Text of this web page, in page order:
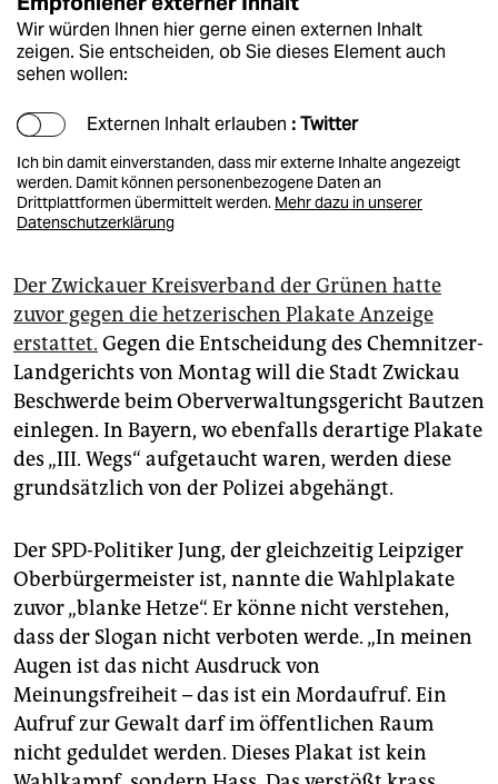
Wir würden Ihnen hier gerne einen externen Inhalt
zeigen. Sie entscheiden, ob Sie dieses Element auch
sehen wollen:
Externen Inhalt erlauben : Twitter
Ich bin damit einverstanden, dass mir externe Inhalte angezeigt
werden. Damit können personenbezogene Daten an
Drittplattformen übermittelt werden. Mehr dazu in unserer
Datenschutzerklärung
Der Zwickauer Kreisverband der Grünen hatte
zuvor gegen die hetzerischen Plakate Anzeige
erstattet. Gegen die Entscheidung des Chemnitzer-
Landgerichts von Montag will die Stadt Zwickau
Beschwerde beim Oberverwaltungsgericht Bautzen
einlegen. In Bayern, wo ebenfalls derartige Plakate
des „III. Wegs“ aufgetaucht waren, werden diese
grundsätzlich von der Polizei abgehängt.
Der SPD-Politiker Jung, der gleichzeitig Leipziger
Oberbürgermeister ist, nannte die Wahlplakate
zuvor „blanke Hetze“. Er könne nicht verstehen,
dass der Slogan nicht verboten werde. „In meinen
Augen ist das nicht Ausdruck von
Meinungsfreiheit – das ist ein Mordaufruf. Ein
Aufruf zur Gewalt darf im öffentlichen Raum
nicht geduldet werden. Dieses Plakat ist kein